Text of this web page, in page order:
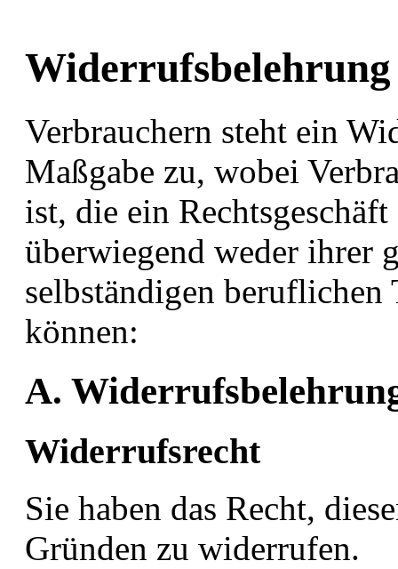
Verbrauchern steht ein
Maßgabe zu, wobei
ist, die ein
überwiegend weder ihrer
selbständigen
können:
A.
Widerrufsrecht
Sie haben das Recht,
Gründen zu widerrufen.